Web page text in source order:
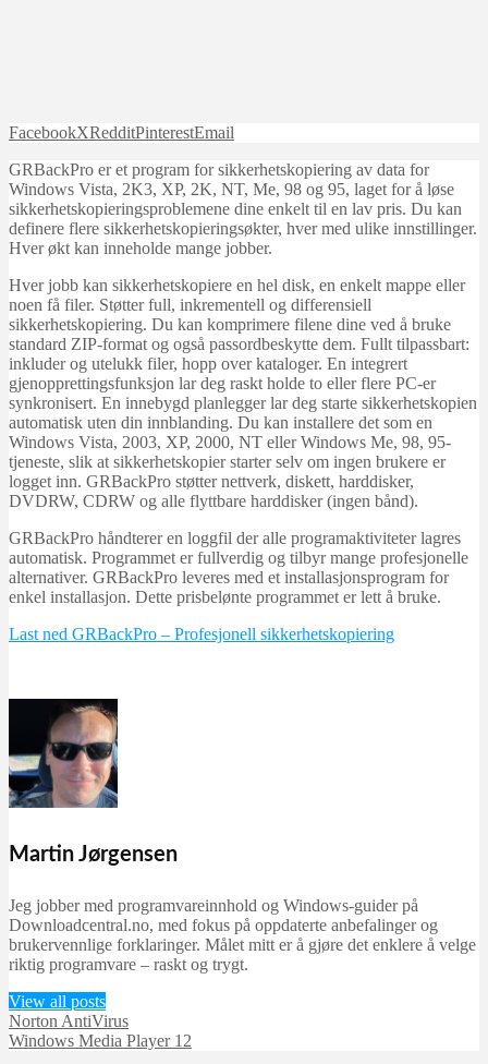
FacebookXRedditPinterestEmail
GRBackPro er et program for sikkerhetskopiering av data for
Windows Vista, 2K3, XP, 2K, NT, Me, 98 og 95, laget for å løse
sikkerhetskopieringsproblemene dine enkelt til en lav pris. Du kan
definere flere sikkerhetskopieringsøkter, hver med ulike innstillinger.
Hver økt kan inneholde mange jobber.
Hver jobb kan sikkerhetskopiere en hel disk, en enkelt mappe eller
noen få filer. Støtter full, inkrementell og differensiell
sikkerhetskopiering. Du kan komprimere filene dine ved å bruke
standard ZIP-format og også passordbeskytte dem. Fullt tilpassbart:
inkluder og utelukk filer, hopp over kataloger. En integrert
gjenopprettingsfunksjon lar deg raskt holde to eller flere PC-er
synkronisert. En innebygd planlegger lar deg starte sikkerhetskopien
automatisk uten din innblanding. Du kan installere det som en
Windows Vista, 2003, XP, 2000, NT eller Windows Me, 98, 95-
tjeneste, slik at sikkerhetskopier starter selv om ingen brukere er
logget inn. GRBackPro støtter nettverk, diskett, harddisker,
DVDRW, CDRW og alle flyttbare harddisker (ingen bånd).
GRBackPro håndterer en loggfil der alle programaktiviteter lagres
automatisk. Programmet er fullverdig og tilbyr mange profesjonelle
alternativer. GRBackPro leveres med et installasjonsprogram for
enkel installasjon. Dette prisbelønte programmet er lett å bruke.
Last ned GRBackPro – Profesjonell sikkerhetskopiering
Martin Jørgensen
Jeg jobber med programvareinnhold og Windows-guider på
Downloadcentral.no, med fokus på oppdaterte anbefalinger og
brukervennlige forklaringer. Målet mitt er å gjøre det enklere å velge
riktig programvare – raskt og trygt.
View all posts
Norton AntiVirus
Windows Media Player 12